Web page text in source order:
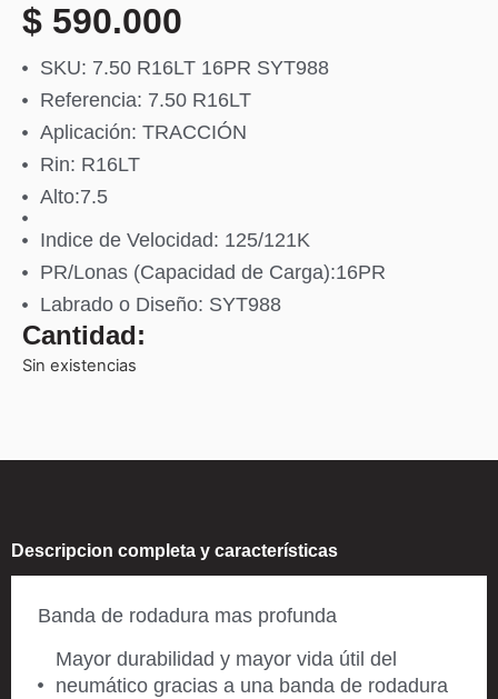
$ 590.000
SKU: 7.50 R16LT 16PR SYT988
Referencia: 7.50 R16LT
Aplicación: TRACCIÓN
Rin: R16LT
Alto:7.5
Indice de Velocidad: 125/121K
PR/Lonas (Capacidad de Carga):16PR
Labrado o Diseño: SYT988
Cantidad:
Sin existencias
Descripcion completa y características
Banda de rodadura mas profunda
Mayor durabilidad y mayor vida útil del
neumático gracias a una banda de rodadura